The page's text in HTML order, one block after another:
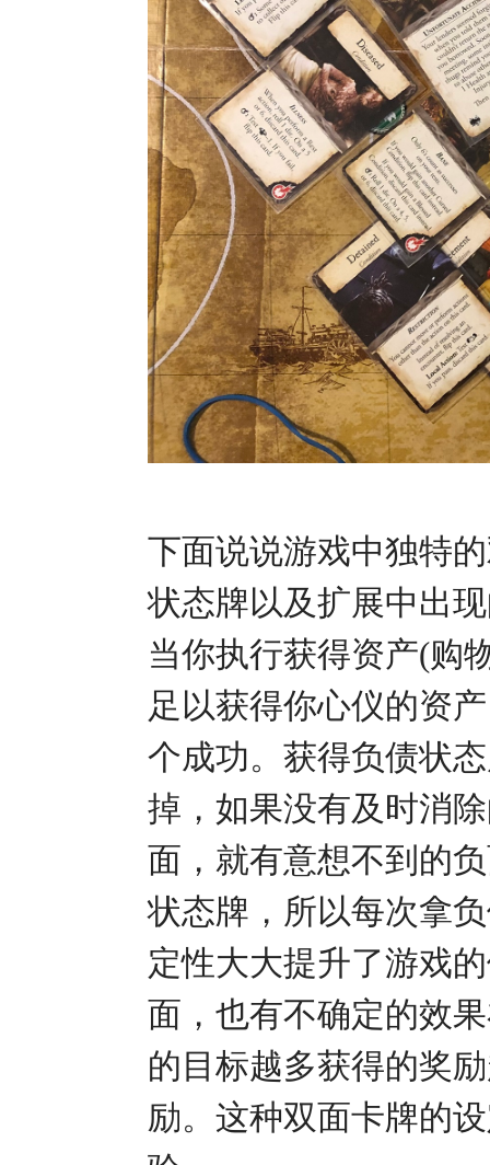
下面说说游戏中独特
状态牌以及扩展中出
当你执行获得资产(购
足以获得你心仪的资
个成功。获得负债状
掉，如果没有及时消
面，就有意想不到的
状态牌，所以每次拿
定性大大提升了游戏
面，也有不确定的效
的目标越多获得的奖
励。这种双面卡牌的